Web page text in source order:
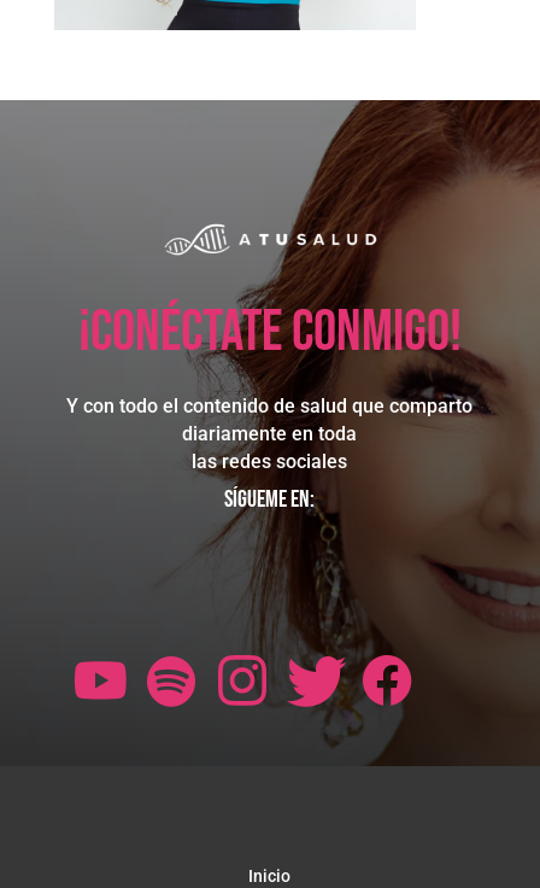
¡Conéctate conmigo!
Y con todo el contenido de salud que comparto
diariamente en toda
las redes sociales
Sígueme en:
Inicio